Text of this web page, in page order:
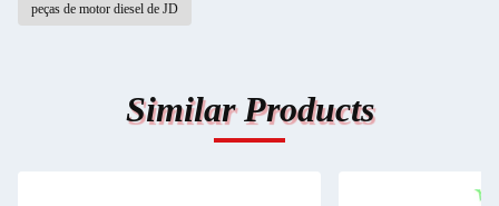
peças de motor diesel de JD
Similar Products